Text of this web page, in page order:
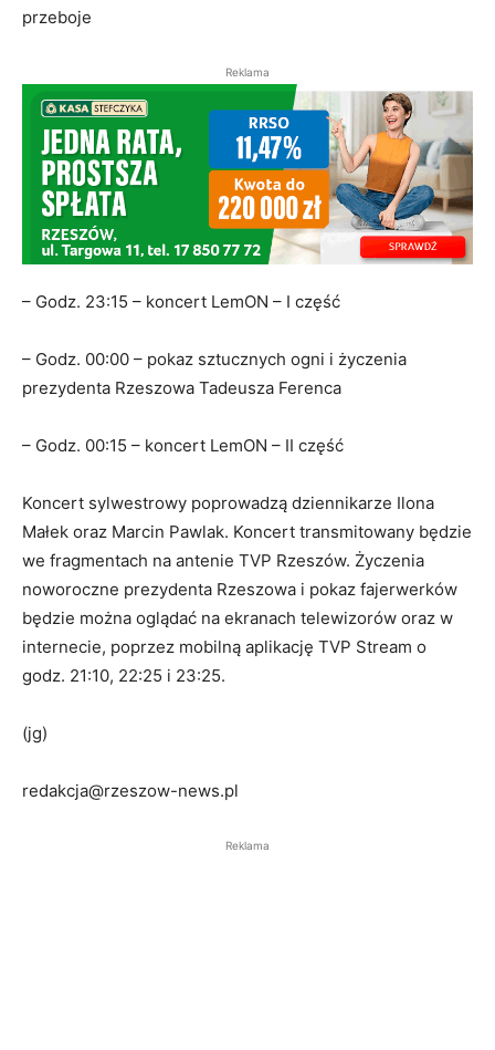
przeboje
Reklama
– Godz. 23:15 – koncert LemON – I część
– Godz. 00:00 – pokaz sztucznych ogni i życzenia
prezydenta Rzeszowa Tadeusza Ferenca
– Godz. 00:15 – koncert LemON – II część
Koncert sylwestrowy poprowadzą dziennikarze Ilona
Małek oraz Marcin Pawlak. Koncert transmitowany będzie
we fragmentach na antenie TVP Rzeszów. Życzenia
noworoczne prezydenta Rzeszowa i pokaz fajerwerków
będzie można oglądać na ekranach telewizorów oraz w
internecie, poprzez mobilną aplikację TVP Stream o
godz. 21:10, 22:25 i 23:25.
(jg)
redakcja@rzeszow-news.pl
Reklama